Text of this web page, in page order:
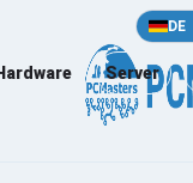
DE
Server